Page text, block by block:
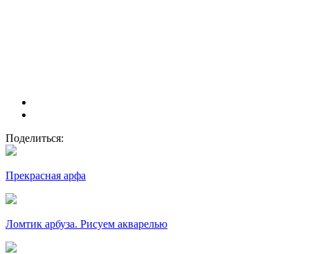
Поделиться:
Прекрасная арфа
Ломтик арбуза. Рисуем акварелью